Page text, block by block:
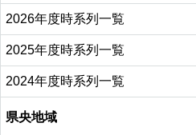
2026年度時系列一覧
2025年度時系列一覧
2024年度時系列一覧
県央地域